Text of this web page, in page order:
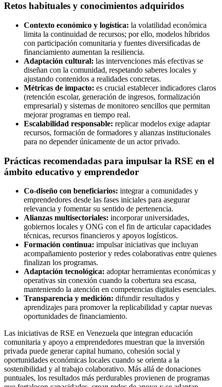
Retos habituales y conocimientos adquiridos
Contexto económico y logística: la volatilidad económica
limita la continuidad de recursos; por ello, modelos híbridos
con participación comunitaria y fuentes diversificadas de
financiamiento aumentan la resiliencia.
Adaptación cultural: las intervenciones más efectivas se
diseñan con la comunidad, respetando saberes locales y
ajustando contenidos a realidades concretas.
Métricas de impacto: es crucial establecer indicadores claros
(retención escolar, generación de ingresos, formalización
empresarial) y sistemas de monitoreo sencillos que permitan
mejorar programas en tiempo real.
Escalabilidad responsable: replicar modelos exige adaptar
recursos, formación de formadores y alianzas institucionales
para no depender únicamente de un actor privado.
Prácticas recomendadas para impulsar la RSE en el
ámbito educativo y emprendedor
Co-diseño con beneficiarios: integrar a comunidades y
emprendedores desde las fases iniciales para asegurar
relevancia y fomentar su sentido de pertenencia.
Alianzas multisectoriales: incorporar universidades,
gobiernos locales y ONG con el fin de articular capacidades
técnicas, recursos financieros y apoyos logísticos.
Formación continua: impulsar iniciativas que incluyan
acompañamiento posterior y redes colaborativas entre quienes
finalizan los programas.
Adaptación tecnológica: adoptar herramientas económicas y
operativas sin conexión cuando la cobertura sea escasa,
manteniendo la atención en competencias digitales esenciales.
Transparencia y medición: difundir resultados y
aprendizajes para promover la replicabilidad y captar nuevas
oportunidades de financiamiento.
Las iniciativas de RSE en Venezuela que integran educación
comunitaria y apoyo a emprendedores muestran que la inversión
privada puede generar capital humano, cohesión social y
oportunidades económicas locales cuando se orienta a la
sostenibilidad y al trabajo colaborativo. Más allá de donaciones
puntuales, los resultados más perdurables provienen de programas